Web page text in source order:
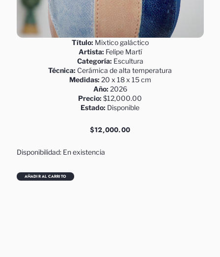
Título: Mixtico galáctico
Artista: Felipe Martí
Categoría: Escultura
Técnica: Cerámica de alta temperatura
Medidas: 20 x 18 x 15 cm
Año: 2026
Precio: $12,000.00
Estado: Disponible
$12,000.00
Disponibilidad: En existencia
Mixtico
–
Escultura
AÑADIR AL CARRITO